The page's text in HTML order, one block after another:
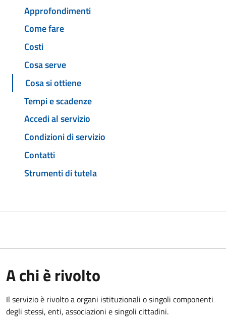
Approfondimenti
Come fare
Costi
Cosa serve
Cosa si ottiene
Tempi e scadenze
Accedi al servizio
Condizioni di servizio
Contatti
Strumenti di tutela
A chi è rivolto
Il servizio è rivolto a organi istituzionali o singoli componenti
degli stessi, enti, associazioni e singoli cittadini.